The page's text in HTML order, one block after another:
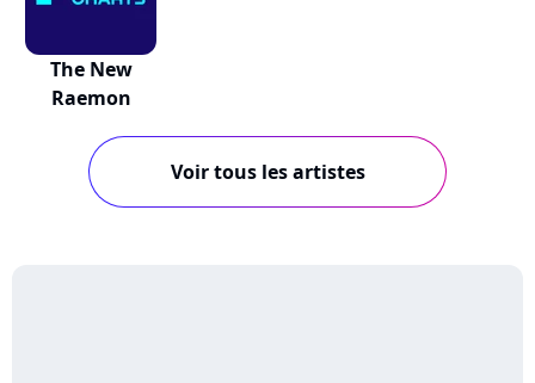
The New
Raemon
Voir tous les artistes